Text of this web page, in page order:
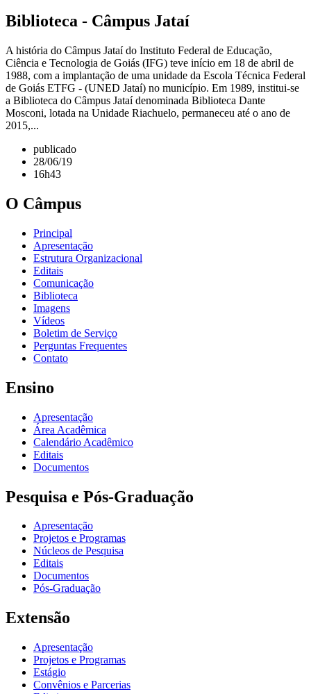
Biblioteca - Câmpus Jataí
A história do Câmpus Jataí do Instituto Federal de Educação,
Ciência e Tecnologia de Goiás (IFG) teve início em 18 de abril de
1988, com a implantação de uma unidade da Escola Técnica Federal
de Goiás ETFG - (UNED Jataí) no município. Em 1989, institui-se
a Biblioteca do Câmpus Jataí denominada Biblioteca Dante
Mosconi, lotada na Unidade Riachuelo, permaneceu até o ano de
2015,...
publicado
28/06/19
16h43
O Câmpus
Principal
Apresentação
Estrutura Organizacional
Editais
Comunicação
Biblioteca
Imagens
Vídeos
Boletim de Serviço
Perguntas Frequentes
Contato
Ensino
Apresentação
Área Acadêmica
Calendário Acadêmico
Editais
Documentos
Pesquisa e Pós-Graduação
Apresentação
Projetos e Programas
Núcleos de Pesquisa
Editais
Documentos
Pós-Graduação
Extensão
Apresentação
Projetos e Programas
Estágio
Convênios e Parcerias